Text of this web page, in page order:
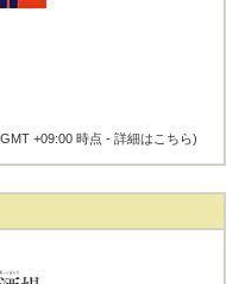
+09:00 時点 -詳細はこちら)